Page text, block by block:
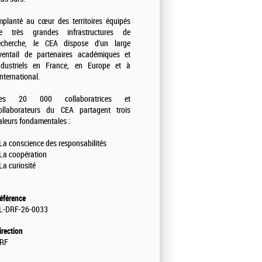
au cœur des territoires équipés
très grandes infrastructures de
le CEA dispose d'un large
de partenaires académiques et
en France, en Europe et à
20 000 collaboratrices et
du CEA partagent trois
fondamentales :
conscience des responsabilités
coopération
curiosité
DRF-26-0033